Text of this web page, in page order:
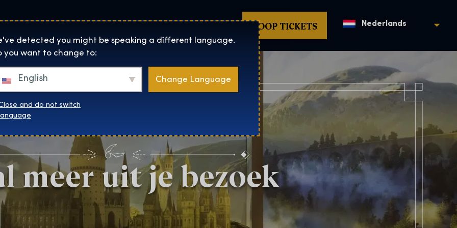
Tentoonstelling homepage
Locaties Over Shop KOOP TICKETS Nederlands
meer uit je bezoek
detected you might be speaking a different language.
you want to change to:
English Change Language
and do not switch